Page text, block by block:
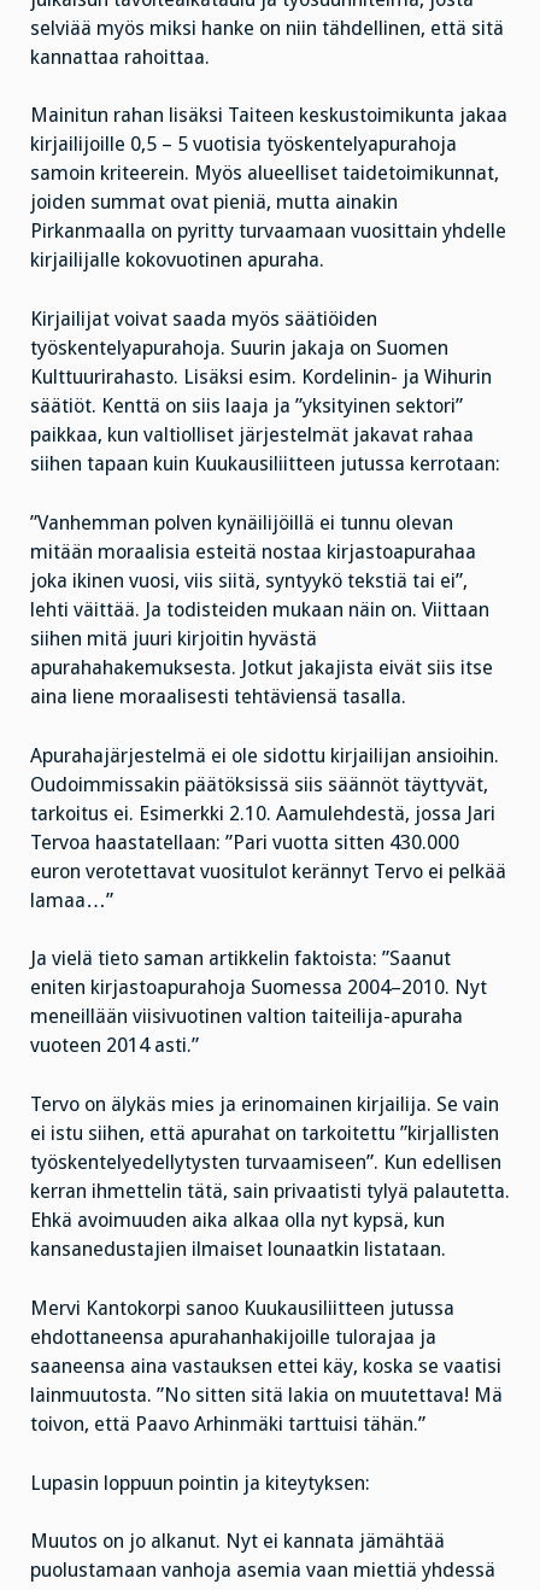
selviää myös miksi hanke on niin tähdellinen, että sitä
kannattaa rahoittaa.
Mainitun rahan lisäksi Taiteen keskustoimikunta jakaa
kirjailijoille 0,5 – 5 vuotisia työskentelyapurahoja
samoin kriteerein. Myös alueelliset taidetoimikunnat,
joiden summat ovat pieniä, mutta ainakin
Pirkanmaalla on pyritty turvaamaan vuosittain yhdelle
kirjailijalle kokovuotinen apuraha.
Kirjailijat voivat saada myös säätiöiden
työskentelyapurahoja. Suurin jakaja on Suomen
Kulttuurirahasto. Lisäksi esim. Kordelinin- ja Wihurin
säätiöt. Kenttä on siis laaja ja ”yksityinen sektori”
paikkaa, kun valtiolliset järjestelmät jakavat rahaa
siihen tapaan kuin Kuukausiliitteen jutussa kerrotaan:
”Vanhemman polven kynäilijöillä ei tunnu olevan
mitään moraalisia esteitä nostaa kirjastoapurahaa
joka ikinen vuosi, viis siitä, syntyykö tekstiä tai ei”,
lehti väittää. Ja todisteiden mukaan näin on. Viittaan
siihen mitä juuri kirjoitin hyvästä
apurahahakemuksesta. Jotkut jakajista eivät siis itse
aina liene moraalisesti tehtäviensä tasalla.
Apurahajärjestelmä ei ole sidottu kirjailijan ansioihin.
Oudoimmissakin päätöksissä siis säännöt täyttyvät,
tarkoitus ei. Esimerkki 2.10. Aamulehdestä, jossa Jari
Tervoa haastatellaan: ”Pari vuotta sitten 430.000
euron verotettavat vuositulot kerännyt Tervo ei pelkää
lamaa…”
Ja vielä tieto saman artikkelin faktoista: ”Saanut
eniten kirjastoapurahoja Suomessa 2004–2010. Nyt
meneillään viisivuotinen valtion taiteilija-apuraha
vuoteen 2014 asti.”
Tervo on älykäs mies ja erinomainen kirjailija. Se vain
ei istu siihen, että apurahat on tarkoitettu ”kirjallisten
työskentelyedellytysten turvaamiseen”. Kun edellisen
kerran ihmettelin tätä, sain privaatisti tylyä palautetta.
Ehkä avoimuuden aika alkaa olla nyt kypsä, kun
kansanedustajien ilmaiset lounaatkin listataan.
Mervi Kantokorpi sanoo Kuukausiliitteen jutussa
ehdottaneensa apurahanhakijoille tulorajaa ja
saaneensa aina vastauksen ettei käy, koska se vaatisi
lainmuutosta. ”No sitten sitä lakia on muutettava! Mä
toivon, että Paavo Arhinmäki tarttuisi tähän.”
Lupasin loppuun pointin ja kiteytyksen:
Muutos on jo alkanut. Nyt ei kannata jämähtää
puolustamaan vanhoja asemia vaan miettiä yhdessä